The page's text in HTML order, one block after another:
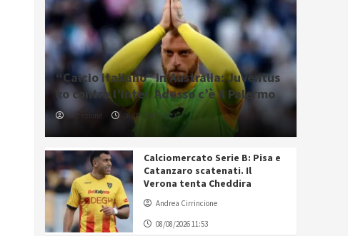
“Calcio italiano” in Australia: Juventus
ko contro l’Inter. Adesso c’è il Palermo
Redazione 08/08/2026 16:09
Calciomercato Serie B: Pisa e
Catanzaro scatenati. Il
Verona tenta Cheddira
Andrea Cirrincione
08/08/2026 11:53